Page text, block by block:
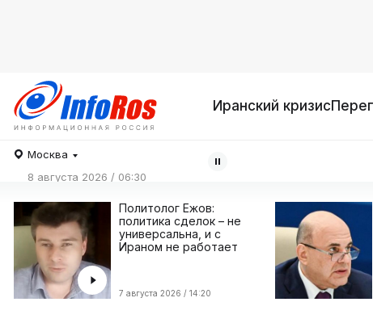
Иранский кризис
Москва
8 августа 2026 / 06:30
Политолог Ежов:
политика сделок – не
универсальна, и с
Ираном не работает
7 августа 2026 / 14:20